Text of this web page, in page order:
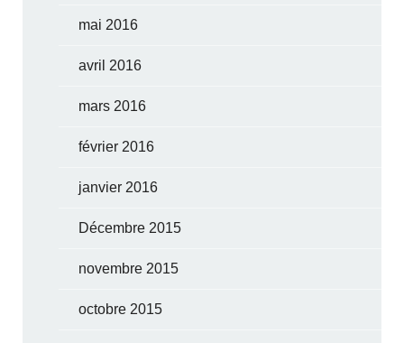
mai 2016
avril 2016
mars 2016
février 2016
janvier 2016
Décembre 2015
novembre 2015
octobre 2015